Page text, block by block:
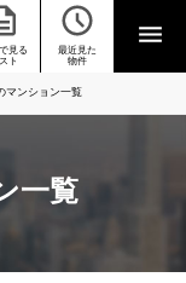
見る
ト
最近見た
物件
マンション一覧
一覧